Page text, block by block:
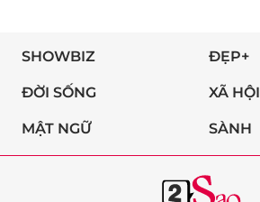
SHOWBIZ ĐẸP+
ĐỜI SỐNG XÃ HỘI
MẬT NGỮ SÀNH